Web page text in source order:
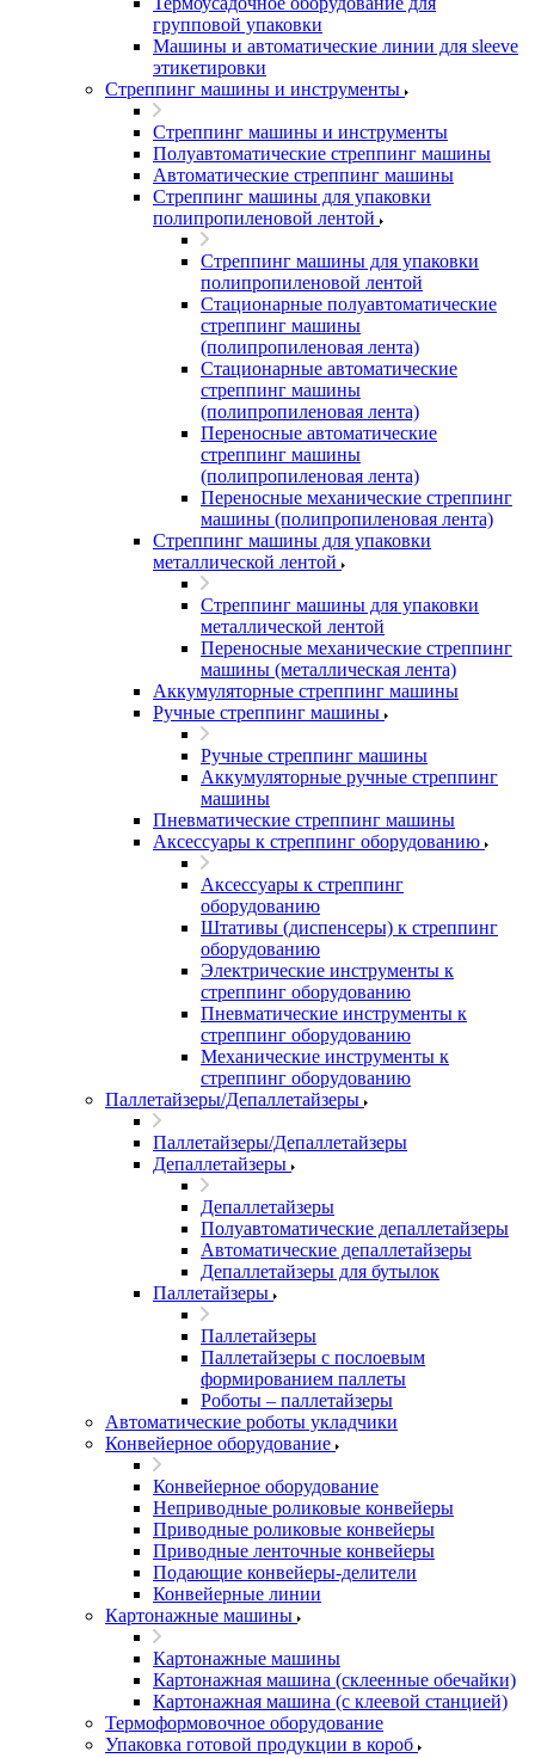
групповой упаковки
Машины и автоматические линии для sleeve
этикетировки
Стреппинг машины и инструменты
Стреппинг машины и инструменты
Полуавтоматические стреппинг машины
Автоматические стреппинг машины
Стреппинг машины для упаковки
полипропиленовой лентой
Стреппинг машины для упаковки
полипропиленовой лентой
Стационарные полуавтоматические
стреппинг машины
(полипропиленовая лента)
Стационарные автоматические
стреппинг машины
(полипропиленовая лента)
Переносные автоматические
стреппинг машины
(полипропиленовая лента)
Переносные механические стреппинг
машины (полипропиленовая лента)
Стреппинг машины для упаковки
металлической лентой
Стреппинг машины для упаковки
металлической лентой
Переносные механические стреппинг
машины (металлическая лента)
Аккумуляторные стреппинг машины
Ручные стреппинг машины
Ручные стреппинг машины
Аккумуляторные ручные стреппинг
машины
Пневматические стреппинг машины
Аксессуары к стреппинг оборудованию
Аксессуары к стреппинг
оборудованию
Штативы (диспенсеры) к стреппинг
оборудованию
Электрические инструменты к
стреппинг оборудованию
Пневматические инструменты к
стреппинг оборудованию
Механические инструменты к
стреппинг оборудованию
Паллетайзеры/Депаллетайзеры
Паллетайзеры/Депаллетайзеры
Депаллетайзеры
Депаллетайзеры
Полуавтоматические депаллетайзеры
Автоматические депаллетайзеры
Депаллетайзеры для бутылок
Паллетайзеры
Паллетайзеры
Паллетайзеры с послоевым
формированием паллеты
Роботы – паллетайзеры
Автоматические роботы укладчики
Конвейерное оборудование
Конвейерное оборудование
Неприводные роликовые конвейеры
Приводные роликовые конвейеры
Приводные ленточные конвейеры
Подающие конвейеры-делители
Конвейерные линии
Картонажные машины
Картонажные машины
Картонажная машина (склеенные обечайки)
Картонажная машина (с клеевой станцией)
Термоформовочное оборудование
Упаковка готовой продукции в короб